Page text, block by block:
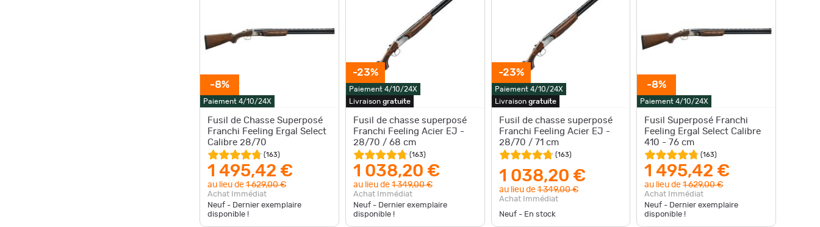
-8%
Paiement 4/10/24X
Fusil de Chasse Superposé
Franchi Feeling Ergal Select
Calibre 28/70
(163)
1 495,42 €
au lieu de 1 629,00 €
Achat Immédiat
Neuf - Dernier exemplaire
disponible !
-23%
Paiement 4/10/24X
Livraison gratuite
Fusil de chasse superposé
Franchi Feeling Acier EJ -
28/70 / 68 cm
(163)
1 038,20 €
au lieu de1 349,00 €
Achat Immédiat
Neuf - Dernier exemplaire
disponible !
-23%
Paiement 4/10/24X
Livraison gratuite
Fusil de chasse superposé
Franchi Feeling Acier EJ -
28/70 / 71 cm
(163)
1 038,20 €
au lieu de1 349,00 €
Achat Immédiat
Neuf - En stock
-8%
Paiement 4/10/24X
Fusil Superposé Franchi
Feeling Ergal Select Calibre
410 - 76 cm
(163)
1 495,42 €
au lieu de1 629,00 €
Achat Immédiat
Neuf - Dernier exemplaire
disponible !